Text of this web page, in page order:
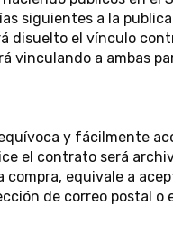
siguientes a la
disuelto el vínculo
vinculando a ambas
y fácilmente
el contrato será
equivale a
de correo postal